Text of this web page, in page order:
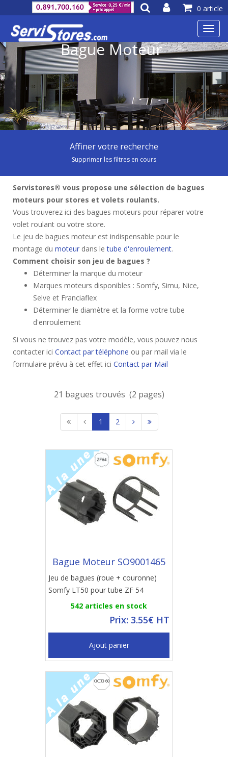
0 article
Bague Moteur
Affiner votre recherche
Supprimer les filtres en cours
Servistores® vous propose une sélection de bagues
moteurs pour stores et volets roulants.
Vous trouverez ici des bagues moteurs pour réparer votre
volet roulant ou votre store.
Le jeu de bagues moteur est indispensable pour le
montage du moteur dans letube d'enroulement.
Comment choisir son jeu de bagues ?
Déterminer la marque du moteur
Marques moteurs disponibles : Somfy, Simu, Nice,
Selve et Franciaflex
Déterminer le diamètre et la forme votre tube
d'enroulement
Si vous ne trouvez pas votre modèle, vous pouvez nous
contacter ici Contact par téléphone ou par mail via le
formulaire prévu à cet effet ici Contact par Mail
21 bagues trouvés (2 pages)
1 2
Bague Moteur SO9001465
Jeu de bagues (roue + couronne)
Somfy LT50 pour tube ZF 54
542 articles en stock
Prix: 3.55€ HT
Ajout panier